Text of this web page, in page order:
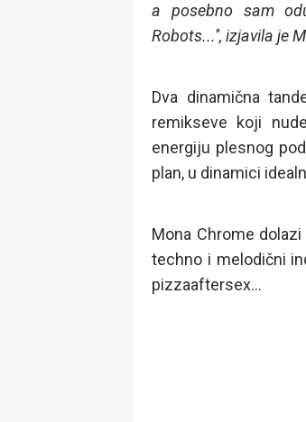
a posebno sam
Robots...'', izjavila je
Dva dinamična
remikseve koji
energiju plesnog
plan, u dinamici
Mona Chrome
techno i melodični
pizzaaftersex...